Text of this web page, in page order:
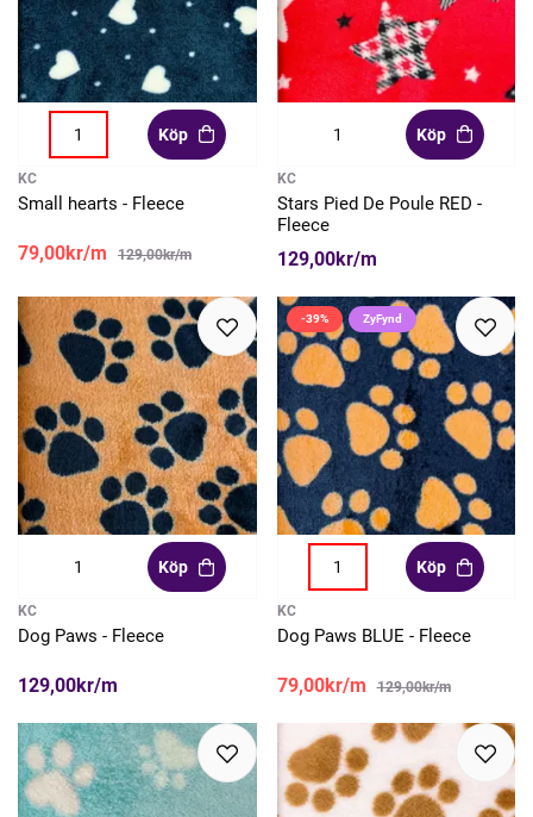
Köp
KC
Small hearts - Fleece
79,00kr/m 129,00kr/m
Köp
KC
Stars Pied De Poule RED -
Fleece
129,00kr/m
Köp
KC
Dog Paws - Fleece
129,00kr/m
-39% ZyFynd
Köp
KC
Dog Paws BLUE - Fleece
79,00kr/m 129,00kr/m